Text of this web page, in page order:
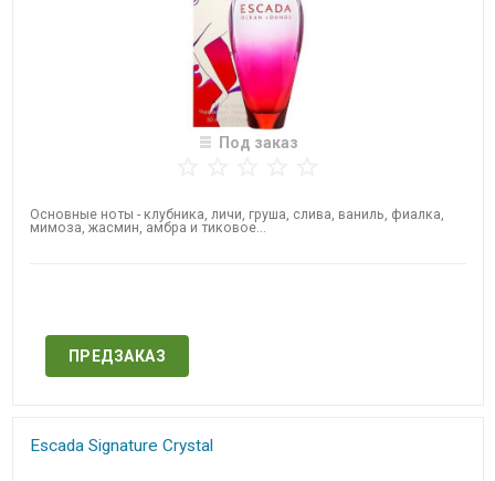
Под заказ
Основные ноты - клубника, личи, груша, слива, ваниль, фиалка,
мимоза, жасмин, амбра и тиковое...
ПРЕДЗАКАЗ
Escada Signature Crystal